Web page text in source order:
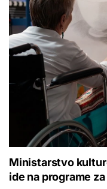
Ministarstvo
ide na programe